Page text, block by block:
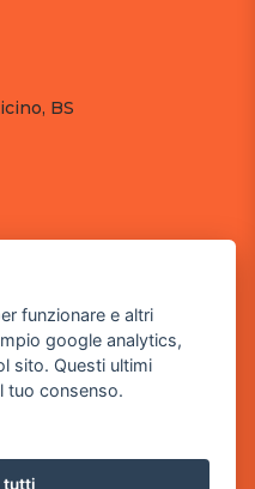
BS
funzionare e altri
google analytics,
sito. Questi ultimi
tuo consenso.
tutti